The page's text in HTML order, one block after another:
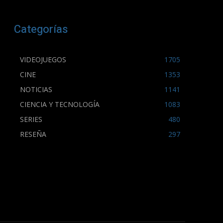
Categorías
VIDEOJUEGOS
1705
CINE
1353
NOTICIAS
1141
CIENCIA Y TECNOLOGÍA
1083
SERIES
480
RESEÑA
297